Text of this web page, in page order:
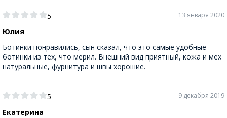
5
Юлия
13 января 2020
Ботинки понравились, сын сказал, что это самые удобные
ботинки из тех, что мерил. Внешний вид приятный, кожа и мех
натуральные, фурнитура и швы хорошие.
5
Екатерина
9 декабря 2019